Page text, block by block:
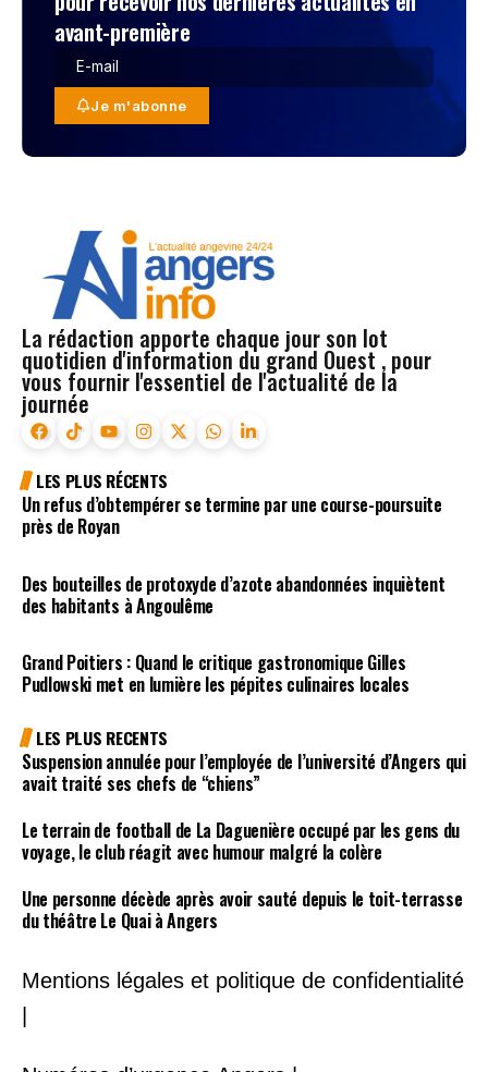
avant-première
Je m'abonne
La rédaction apporte chaque jour son lot
quotidien d'information du grand Ouest , pour
vous fournir l'essentiel de l'actualité de la
journée
LES PLUS RÉCENTS
Un refus d’obtempérer se termine par une course-poursuite
près de Royan
Des bouteilles de protoxyde d’azote abandonnées inquiètent
des habitants à Angoulême
Grand Poitiers : Quand le critique gastronomique Gilles
Pudlowski met en lumière les pépites culinaires locales
LES PLUS RECENTS
Suspension annulée pour l’employée de l’université d’Angers qui
avait traité ses chefs de “chiens”
Le terrain de football de La Daguenière occupé par les gens du
voyage, le club réagit avec humour malgré la colère
Une personne décède après avoir sauté depuis le toit-terrasse
du théâtre Le Quai à Angers
Mentions légales et politique de confidentialité